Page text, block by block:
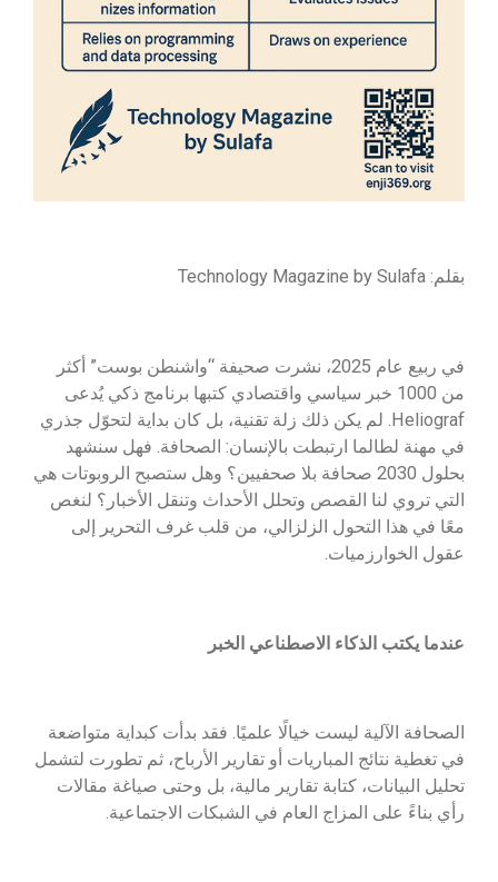
بقلم: Technology Magazine by Sulafa
في ربيع عام 2025، نشرت صحيفة “واشنطن بوست” أكثر
من 1000 خبر سياسي واقتصادي كتبها برنامج ذكي يُدعى
Heliograf. لم يكن ذلك زلة تقنية، بل كان بداية لتحوّل جذري
في مهنة لطالما ارتبطت بالإنسان: الصحافة. فهل سنشهد
بحلول 2030 صحافة بلا صحفيين؟ وهل ستصبح الروبوتات هي
التي تروي لنا القصص وتحلل الأحداث وتنقل الأخبار؟ لنغص
معًا في هذا التحول الزلزالي، من قلب غرف التحرير إلى
عقول الخوارزميات.
عندما يكتب الذكاء الاصطناعي الخبر
الصحافة الآلية ليست خيالًا علميًا. فقد بدأت كبداية متواضعة
في تغطية نتائج المباريات أو تقارير الأرباح، ثم تطورت لتشمل
تحليل البيانات، كتابة تقارير مالية، بل وحتى صياغة مقالات
رأي بناءً على المزاج العام في الشبكات الاجتماعية.